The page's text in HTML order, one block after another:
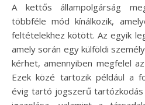
A kettős állampolgárság
többféle mód kínálkozik,
feltételekhez kötött. Az egyik
amely során egy külföldi
kérhet, amennyiben megfelel
Ezek közé tartozik például a
évig tartó jogszerű tartózkodás